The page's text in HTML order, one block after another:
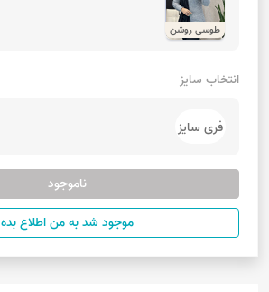
طوسی روشن
انتخاب سایز
فری سایز
ناموجود
موجود شد به من اطلاع بده